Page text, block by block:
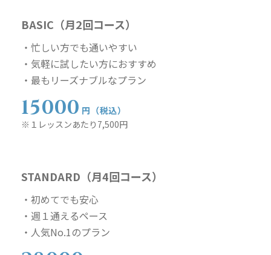
BASIC（月2回コース）
・忙しい方でも通いやすい
・気軽に試したい方におすすめ
・最もリーズナブルなプラン
15000 円（税込）
※１レッスンあたり7,500円
STANDARD（月4回コース）
・初めてでも安心
・週１通えるペース
・人気No.1のプラン